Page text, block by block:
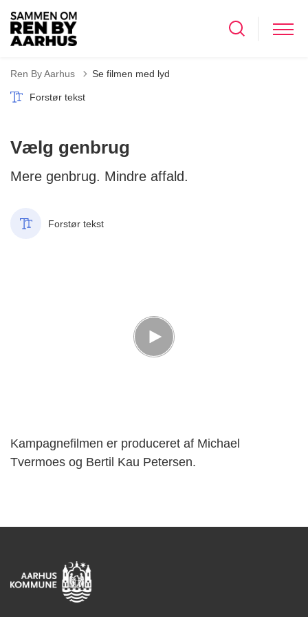
Ren By Aarhus Se filmen med lyd
Forstør tekst
Vælg genbrug
Mere genbrug. Mindre affald.
Forstør tekst
Kampagnefilmen er produceret af Michael
Tvermoes og Bertil Kau Petersen.